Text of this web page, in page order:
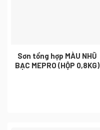
Sơn tổng hợp MÀU NHŨ
BẠC MEPRO (HỘP 0,8KG)